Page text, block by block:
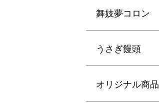
舞妓夢コロン
うさぎ饅頭
オリジナル商品